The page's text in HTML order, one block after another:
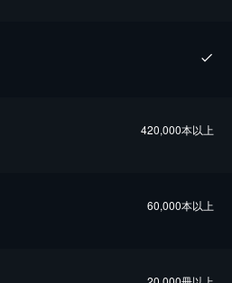
420,000本以上
60,000本以上